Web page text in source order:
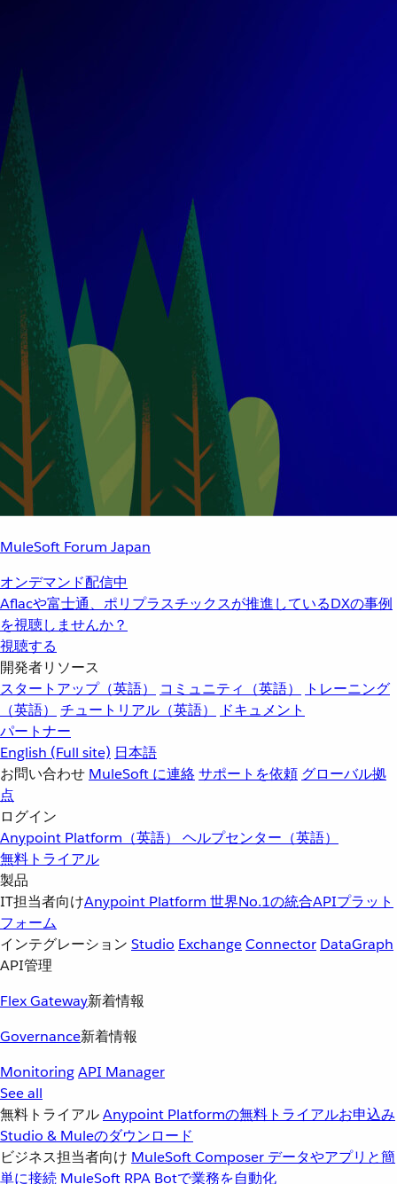
MuleSoft Forum Japan
オンデマンド配信中
Aflacや富士通、ポリプラスチックスが推進しているDXの事例
を視聴しませんか？
視聴する
開発者リソース
スタートアップ（英語）
コミュニティ（英語）
トレーニング
（英語）
チュートリアル（英語）
ドキュメント
パートナー
English (Full site) 日本語
お問い合わせ MuleSoft に連絡サポートを依頼 グローバル拠
点
ログイン
Anypoint Platform（英語） ヘルプセンター（英語）
無料トライアル
製品
IT担当者向けAnypoint Platform 世界No.1の統合APIプラット
フォーム
インテグレーション Studio ExchangeConnector DataGraph
API管理
Flex Gateway新着情報
Governance新着情報
MonitoringAPI Manager
See all
無料トライアルAnypoint Platformの無料トライアルお申込み
Studio & Muleのダウンロード
ビジネス担当者向け MuleSoft Composer データやアプリと簡
単に接続 MuleSoft RPA Botで業務を自動化